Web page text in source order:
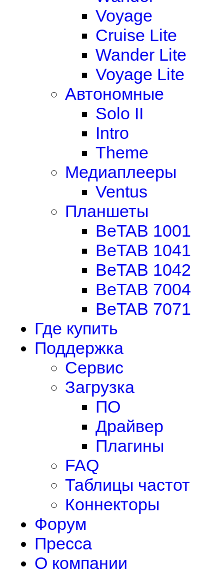
Voyage
Cruise Lite
Wander Lite
Voyage Lite
Автономные
Solo II
Intro
Theme
Медиаплееры
Ventus
Планшеты
BeTAB 1001
BeTAB 1041
BeTAB 1042
BeTAB 7004
BeTAB 7071
Где купить
Поддержка
Сервис
Загрузка
ПО
Драйвер
Плагины
FAQ
Таблицы частот
Коннекторы
Форум
Пресса
О компании